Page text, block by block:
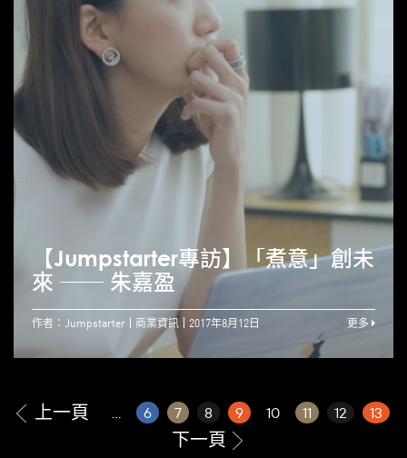
【Jumpstarter專訪】「煮意」創未
來 ── 朱嘉盈
作者：Jumpstarter 商業資訊 2017年8月12日 更多
上一頁 ... 6 7 8 9 10 11 12 13
下一頁